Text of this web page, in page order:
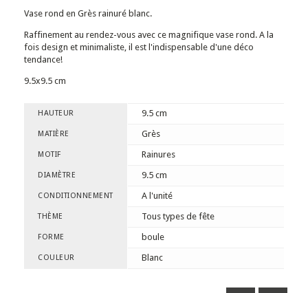
Vase rond en Grès rainuré blanc.
Raffinement au rendez-vous avec ce magnifique vase rond. A la
fois design et minimaliste, il est l'indispensable d'une déco
tendance!
9.5x9.5 cm
HAUTEUR 9.5 cm
MATIÈRE Grès
MOTIF Rainures
DIAMÈTRE 9.5 cm
CONDITIONNEMENT A l'unité
THÈME Tous types de fête
FORME boule
COULEUR Blanc